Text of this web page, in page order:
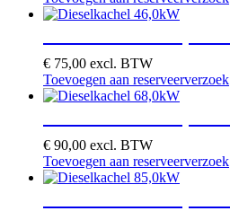
€ 75,00 excl. BTW
Toevoegen aan reserveerverzoek
€ 90,00 excl. BTW
Toevoegen aan reserveerverzoek